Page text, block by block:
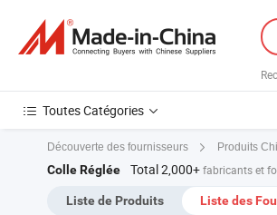
Toutes Catégories
Découverte des fournisseurs Produits
Colle Réglée Total 2,000+fabricants et
Liste de Produits Liste des